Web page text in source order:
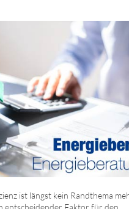
ist längst kein Randthema
entscheidender Faktor für den